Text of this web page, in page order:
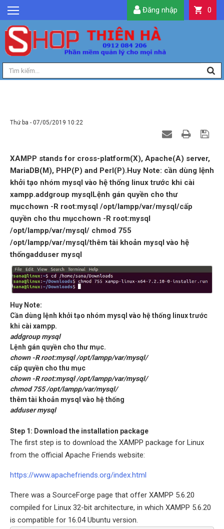
GIỚI THIỆU
TIN TỨC
SẢN PHẨM
DỊCH VỤ
TIỆN ÍCH
0
Đăng nhập
Thứ ba - 07/05/2019 10:22
XAMPP stands for cross-platform(X), Apache(A) server,
MariaDB(M), PHP(P) and Perl(P).Huy Note: cần dùng lệnh
khởi tạo nhóm mysql vào hệ thống linux trước khi cài
xampp.addgroup mysqlLệnh gán quyền cho thư
mụcchown -R root:mysql /opt/lampp/var/mysql/cấp
quyền cho thu mụcchown -R root:mysql
/opt/lampp/var/mysql/ chmod 755
/opt/lampp/var/mysql/thêm tài khoản mysql vào hệ
thốngadduser mysql
Huy Note:
Cần dùng lệnh khởi tạo nhóm mysql vào hệ thống linux trước
khi cài xampp.
addgroup mysql
Lệnh gán quyền cho thư mục.
chown -R root:mysql /opt/lampp/var/mysql/
cấp quyền cho thu mục
chown -R root:mysql /opt/lampp/var/mysql/
chmod 755 /opt/lampp/var/mysql/
thêm tài khoản mysql vào hệ thống
adduser mysql
Step 1: Download the installation package
The first step is to download the XAMPP package for Linux
from the official Apache Friends website:
https://www.apachefriends.org/index.html
There was a SourceForge page that offer XAMPP 5.6.20
compiled for Linux 32-bit architecture, in which XAMPP 5.6.20
is compatible for 16.04 Ubuntu version.